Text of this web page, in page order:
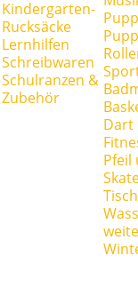
Kindergarten-
Rucksäcke
Lernhilfen
Schreibwaren
Schulranzen &
Zubehör
Dart
Pfeil